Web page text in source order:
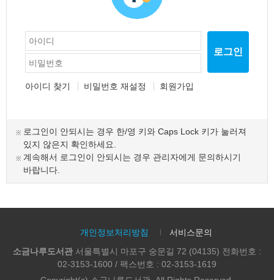
로그인
아이디 찾기 비밀번호 재설정 회원가입
로그인이 안되시는 경우 한/영 키와 Caps Lock 키가 눌러져
있지 않은지 확인하세요.
계속해서 로그인이 안되시는 경우 관리자에게 문의하시기
바랍니다.
개인정보처리방침
서비스문의
소금나루도서관 서울특별시 마포구 숭문길 72 (04135) 전화번호 :
02-3153-1600 / 팩스번호 : 02-3153-1619